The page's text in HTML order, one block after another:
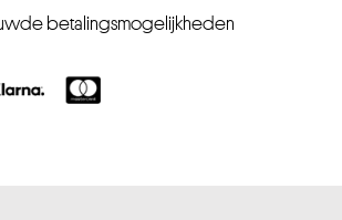
betalingsmogelijkheden